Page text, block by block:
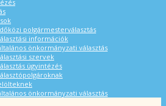
polgármesterválasztás
információk
önkormányzati választás
szervek
ügyintézés
önkormányzati választás